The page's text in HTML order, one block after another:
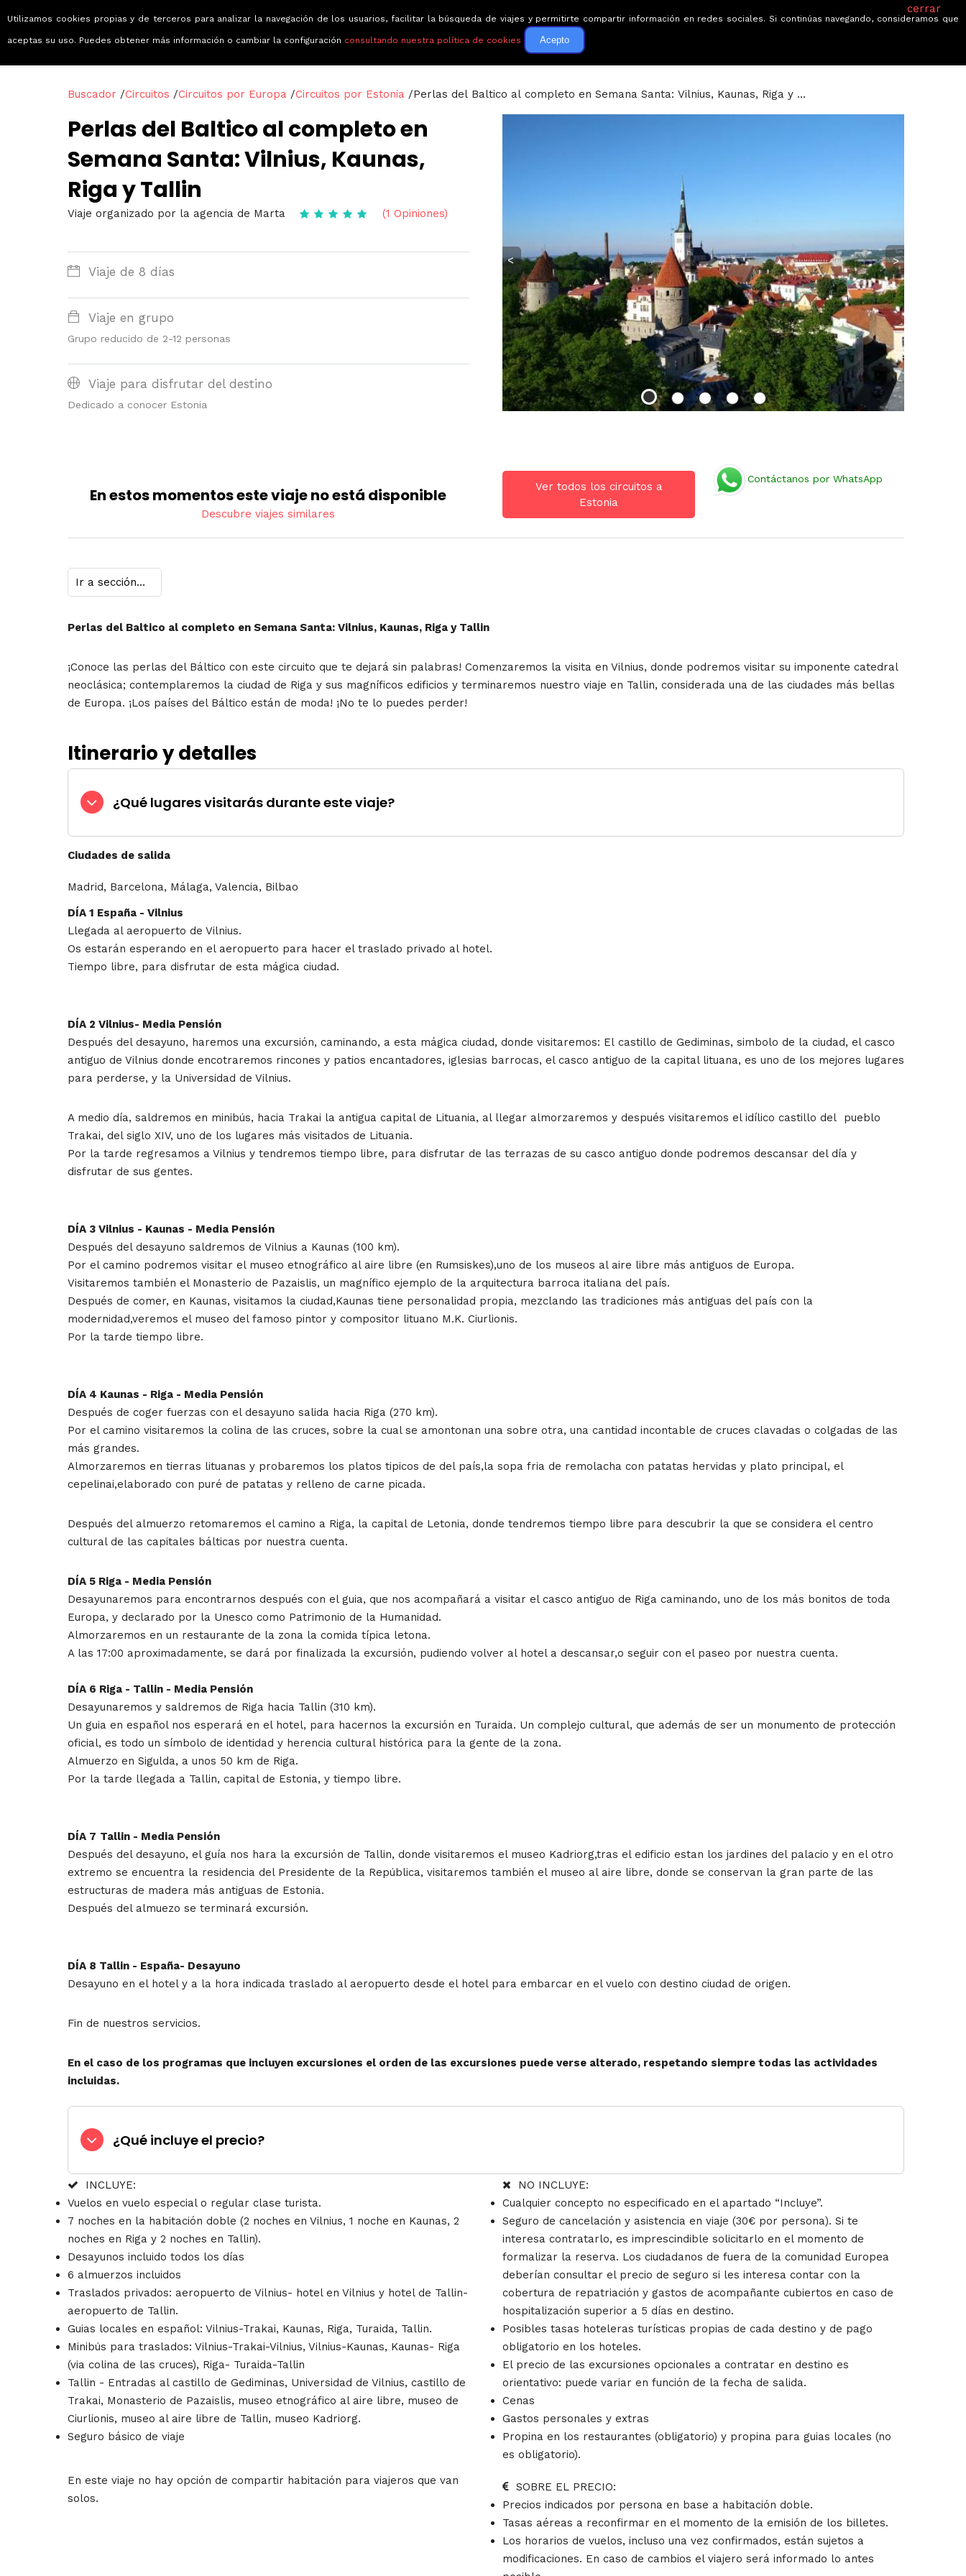
Circuitos Guías de viaje Ofertas Blog Quiénes somos
Buscador /Circuitos /Circuitos por Europa /Circuitos por Estonia /Perlas del Baltico al completo en Semana Santa: Vilnius, Kaunas, Riga y ...
Perlas del Baltico al completo en
Semana Santa: Vilnius, Kaunas,
Riga y Tallin
Viaje organizado por la agencia de Marta (1 Opiniones)
Viaje de 8 días
Viaje en grupo
Grupo reducido de 2-12 personas
Viaje para disfrutar del destino
Dedicado a conocer Estonia
< >
En estos momentos este viaje no está disponible
Descubre viajes similares
Ver todos los circuitos a
Estonia
Contáctanos por WhatsApp
Perlas del Baltico al completo en Semana Santa: Vilnius, Kaunas, Riga y Tallin
¡Conoce las perlas del Báltico con este circuito que te dejará sin palabras! Comenzaremos la visita en Vilnius, donde podremos visitar su imponente catedral
neoclásica; contemplaremos la ciudad de Riga y sus magníficos edificios y terminaremos nuestro viaje en Tallin, considerada una de las ciudades más bellas
de Europa. ¡Los países del Báltico están de moda! ¡No te lo puedes perder!
Itinerario y detalles
¿Qué lugares visitarás durante este viaje?
Ciudades de salida
Madrid, Barcelona, Málaga, Valencia, Bilbao
DÍA 1 España - Vilnius
Llegada al aeropuerto de Vilnius.
Os estarán esperando en el aeropuerto para hacer el traslado privado al hotel.
Tiempo libre, para disfrutar de esta mágica ciudad.
DÍA 2 Vilnius- Media Pensión
Después del desayuno, haremos una excursión, caminando, a esta mágica ciudad, donde visitaremos: El castillo de Gediminas, simbolo de la ciudad, el casco
antiguo de Vilnius donde encotraremos rincones y patios encantadores, iglesias barrocas, el casco antiguo de la capital lituana, es uno de los mejores lugares
para perderse, y la Universidad de Vilnius.
A medio día, saldremos en minibús, hacia Trakai la antigua capital de Lituania, al llegar almorzaremos y después visitaremos el idílico castillo del pueblo
Trakai, del siglo XIV, uno de los lugares más visitados de Lituania.
Por la tarde regresamos a Vilnius y tendremos tiempo libre, para disfrutar de las terrazas de su casco antiguo donde podremos descansar del día y
disfrutar de sus gentes.
DÍA 3 Vilnius - Kaunas - Media Pensión
Después del desayuno saldremos de Vilnius a Kaunas (100 km).
Por el camino podremos visitar el museo etnográfico al aire libre (en Rumsiskes),uno de los museos al aire libre más antiguos de Europa.
Visitaremos también el Monasterio de Pazaislis, un magnífico ejemplo de la arquitectura barroca italiana del país.
Después de comer, en Kaunas, visitamos la ciudad,Kaunas tiene personalidad propia, mezclando las tradiciones más antiguas del país con la
modernidad,veremos el museo del famoso pintor y compositor lituano M.K. Ciurlionis.
Por la tarde tiempo libre.
DÍA 4 Kaunas - Riga - Media Pensión
Después de coger fuerzas con el desayuno salida hacia Riga (270 km).
Por el camino visitaremos la colina de las cruces, sobre la cual se amontonan una sobre otra, una cantidad incontable de cruces clavadas o colgadas de las
más grandes.
Almorzaremos en tierras lituanas y probaremos los platos tipicos de del país,la sopa fria de remolacha con patatas hervidas y plato principal, el
cepelinai,elaborado con puré de patatas y relleno de carne picada.
Después del almuerzo retomaremos el camino a Riga, la capital de Letonia, donde tendremos tiempo libre para descubrir la que se considera el centro
cultural de las capitales bálticas por nuestra cuenta.
DÍA 5 Riga - Media Pensión
Desayunaremos para encontrarnos después con el guia, que nos acompañará a visitar el casco antiguo de Riga caminando, uno de los más bonitos de toda
Europa, y declarado por la Unesco como Patrimonio de la Humanidad.
Almorzaremos en un restaurante de la zona la comida típica letona.
A las 17:00 aproximadamente, se dará por finalizada la excursión, pudiendo volver al hotel a descansar,o seguir con el paseo por nuestra cuenta.
DÍA 6 Riga - Tallin - Media Pensión
Desayunaremos y saldremos de Riga hacia Tallin (310 km).
Un guia en español nos esperará en el hotel, para hacernos la excursión en Turaida. Un complejo cultural, que además de ser un monumento de protección
oficial, es todo un símbolo de identidad y herencia cultural histórica para la gente de la zona.
Almuerzo en Sigulda, a unos 50 km de Riga.
Por la tarde llegada a Tallin, capital de Estonia, y tiempo libre.
DÍA 7 Tallin - Media Pensión
Después del desayuno, el guía nos hara la excursión de Tallin, donde visitaremos el museo Kadriorg,tras el edificio estan los jardines del palacio y en el otro
extremo se encuentra la residencia del Presidente de la República, visitaremos también el museo al aire libre, donde se conservan la gran parte de las
estructuras de madera más antiguas de Estonia.
Después del almuezo se terminará excursión.
DÍA 8 Tallin - España- Desayuno
Desayuno en el hotel y a la hora indicada traslado al aeropuerto desde el hotel para embarcar en el vuelo con destino ciudad de origen.
Fin de nuestros servicios.
En el caso de los programas que incluyen excursiones el orden de las excursiones puede verse alterado, respetando siempre todas las actividades
incluidas.
¿Qué incluye el precio?
INCLUYE:
Vuelos en vuelo especial o regular clase turista.
7 noches en la habitación doble (2 noches en Vilnius, 1 noche en Kaunas, 2
noches en Riga y 2 noches en Tallin).
Desayunos incluido todos los días
6 almuerzos incluidos
Traslados privados: aeropuerto de Vilnius- hotel en Vilnius y hotel de Tallin-
aeropuerto de Tallin.
Guias locales en español: Vilnius-Trakai, Kaunas, Riga, Turaida, Tallin.
Minibús para traslados: Vilnius-Trakai-Vilnius, Vilnius-Kaunas, Kaunas- Riga
(via colina de las cruces), Riga- Turaida-Tallin
Tallin - Entradas al castillo de Gediminas, Universidad de Vilnius, castillo de
Trakai, Monasterio de Pazaislis, museo etnográfico al aire libre, museo de
Ciurlionis, museo al aire libre de Tallin, museo Kadriorg.
Seguro básico de viaje
En este viaje no hay opción de compartir habitación para viajeros que van
solos.
NO INCLUYE:
Cualquier concepto no especificado en el apartado “Incluye”.
Seguro de cancelación y asistencia en viaje (30€ por persona). Si te
interesa contratarlo, es imprescindible solicitarlo en el momento de
formalizar la reserva. Los ciudadanos de fuera de la comunidad Europea
deberían consultar el precio de seguro si les interesa contar con la
cobertura de repatriación y gastos de acompañante cubiertos en caso de
hospitalización superior a 5 días en destino.
Posibles tasas hoteleras turísticas propias de cada destino y de pago
obligatorio en los hoteles.
El precio de las excursiones opcionales a contratar en destino es
orientativo: puede variar en función de la fecha de salida.
Cenas
Gastos personales y extras
Propina en los restaurantes (obligatorio) y propina para guias locales (no
es obligatorio).
SOBRE EL PRECIO:
Precios indicados por persona en base a habitación doble.
Tasas aéreas a reconfirmar en el momento de la emisión de los billetes.
Los horarios de vuelos, incluso una vez confirmados, están sujetos a
modificaciones. En caso de cambios el viajero será informado lo antes
cerrar
Utilizamos cookies propias y de terceros para analizar la navegación de los usuarios, facilitar la búsqueda de viajes y permitirte compartir información en redes sociales. Si continúas navegando, consideramos que
aceptas su uso. Puedes obtener más información o cambiar la configuración consultando nuestra política de cookies Acepto